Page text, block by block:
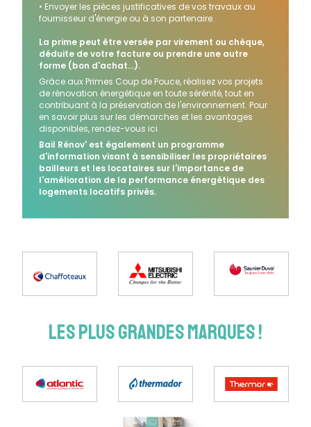
• Envoyer les pièces justificatives de vos travaux au
fournisseur d'énergie ou à son partenaire.
La prime peut être versée par virement ou chèque,
déduite de votre facture ou prendre une autre
forme (bon d'achat...).
Grâce aux Primes Coup de Pouce, réalisez vos projets
de rénovation énergétique en toute sérénité, tout en
contribuant à la préservation de l'environnement. Pour
en savoir plus sur les démarches et les avantages
disponibles, rendez-vous ici
Bail Rénov' est également un programme
d'information visant à sensibiliser les propriétaires
bailleurs et les locataires sur l'importance de
l'amélioration de la performance énergétique des
logements locatifs privés.
LES PLUS GRANDES MARQUES !